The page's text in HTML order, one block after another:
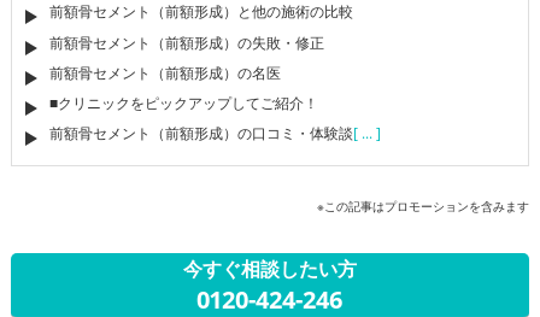
前額骨セメント（前額形成）と他の施術の比較
前額骨セメント（前額形成）の失敗・修正
前額骨セメント（前額形成）の名医
■クリニックをピックアップしてご紹介！
前額骨セメント（前額形成）の口コミ・体験談[ ... ]
※この記事はプロモーションを含みます
今すぐ相談したい方
0120-424-246